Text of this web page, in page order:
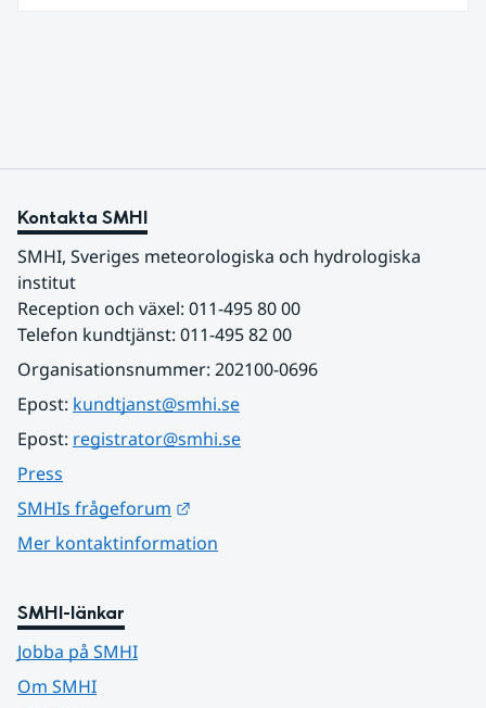
Kontakta SMHI
SMHI, Sveriges meteorologiska och hydrologiska
institut
Reception och växel: 011-495 80 00
Telefon kundtjänst: 011-495 82 00
Organisationsnummer: 202100-0696
Epost: kundtjanst@smhi.se
Epost: registrator@smhi.se
Press
SMHIs frågeforum
Mer kontaktinformation
SMHI-länkar
Jobba på SMHI
Om SMHI